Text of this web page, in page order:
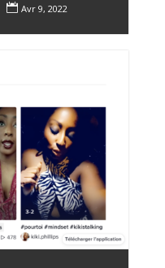
 Avr 9, 2022